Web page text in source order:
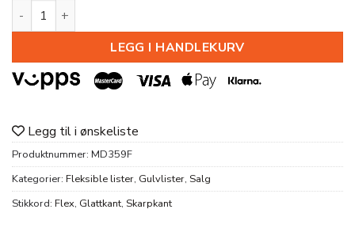
var:
kr 888.
FOTLIST - FLEX MD359F PU 16x70X2000MM antall
LEGG I HANDLEKURV
Legg til i ønskeliste
Produktnummer: MD359F
Kategorier: Fleksible lister, Gulvlister, Salg
Stikkord: Flex, Glattkant, Skarpkant